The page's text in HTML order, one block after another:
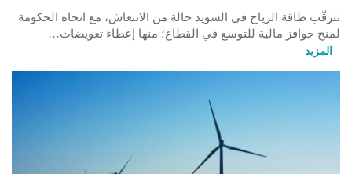
تترقّب طاقة الرياح في السويد حالة من الانتعاش، مع اتجاه الحكومة
لمنح حوافز مالية للتوسع في القطاع؛ منها إعطاء تعويضات…
المزيد